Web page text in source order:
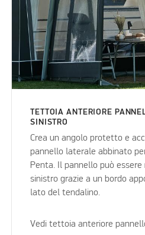
TETTOIA ANTERIORE
SINISTRO
Crea un angolo protetto e
pannello laterale abbinato
Penta. Il pannello può
sinistro grazie a un bordo
lato del tendalino.
Vedi tettoia anteriore